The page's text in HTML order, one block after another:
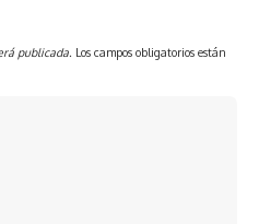
publicada. Los campos obligatorios están